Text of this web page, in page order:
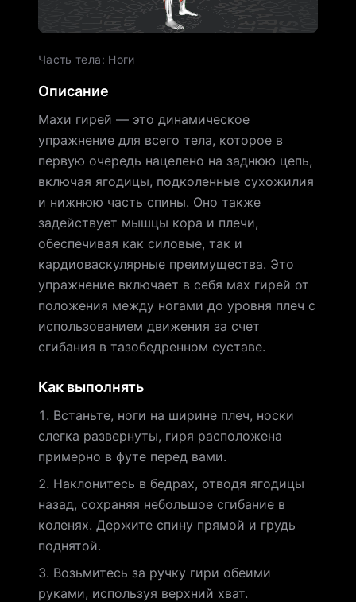
Часть тела: Ноги
Описание
Махи гирей — это динамическое
упражнение для всего тела, которое в
первую очередь нацелено на заднюю цепь,
включая ягодицы, подколенные сухожилия
и нижнюю часть спины. Оно также
задействует мышцы кора и плечи,
обеспечивая как силовые, так и
кардиоваскулярные преимущества. Это
упражнение включает в себя мах гирей от
положения между ногами до уровня плеч с
использованием движения за счет
сгибания в тазобедренном суставе.
Как выполнять
Встаньте, ноги на ширине плеч, носки
слегка развернуты, гиря расположена
примерно в футе перед вами.
Наклонитесь в бедрах, отводя ягодицы
назад, сохраняя небольшое сгибание в
коленях. Держите спину прямой и грудь
поднятой.
Возьмитесь за ручку гири обеими
руками, используя верхний хват.